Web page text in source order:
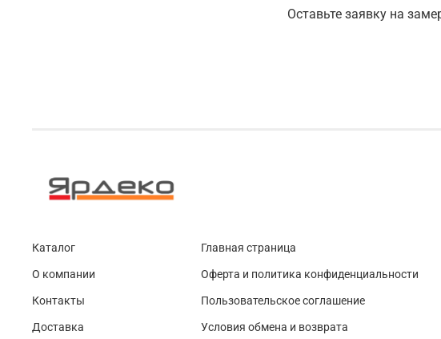
Оставьте заявку на
Каталог
О компании
Контакты
Доставка
Главная страница
Оферта и политика конфиденциальности
Пользовательское соглашение
Условия обмена и возврата